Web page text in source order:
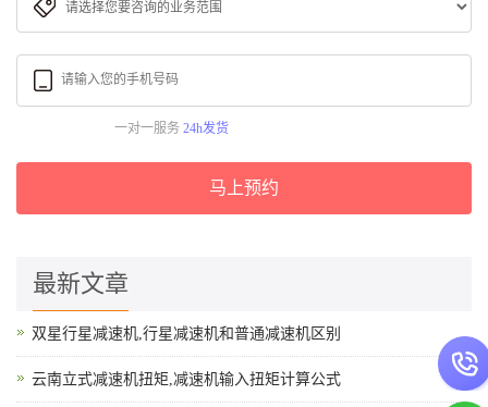
一对一服务 24h发货
马上预约
最新文章
双星行星减速机,行星减速机和普通减速机区别
云南立式减速机扭矩,减速机输入扭矩计算公式